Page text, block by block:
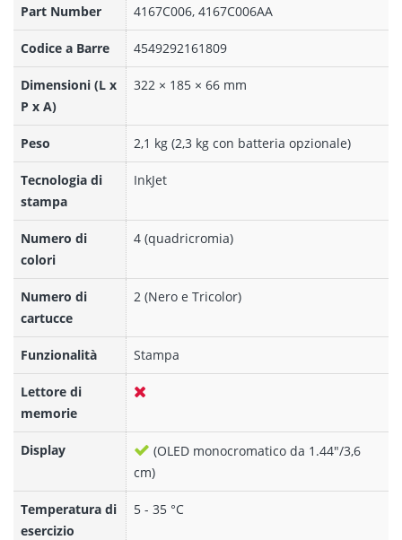
Part Number 4167C006, 4167C006AA
Codice a Barre 4549292161809
Dimensioni (L x
P x A)
322 × 185 × 66 mm
Peso 2,1 kg (2,3 kg con batteria opzionale)
Tecnologia di
stampa
InkJet
Numero di
colori
4 (quadricromia)
Numero di
cartucce
2 (Nero e Tricolor)
Funzionalità Stampa
Lettore di
memorie
Display
(OLED monocromatico da 1.44"/3,6
cm)
Temperatura di
esercizio
5 - 35 °C